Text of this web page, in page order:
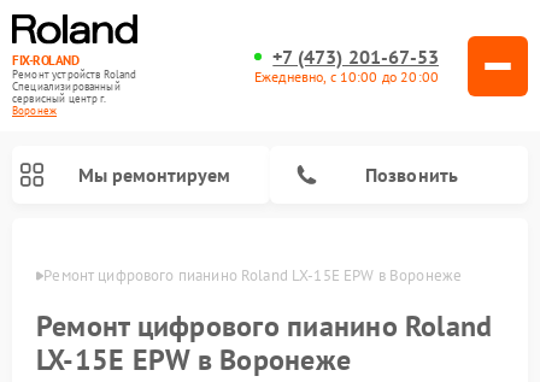
FIX-ROLAND
Ремонт устройств Roland
Специализированный
cервисный центр г.
Воронеж
+7 (473) 201-67-53
Ежедневно, с 10:00 до 20:00
Мы ремонтируем Позвонить
Ремонт цифрового пианино Roland LX-15E EPW в Воронеже
Ремонт цифрового пианино Roland
LX-15E EPW в Воронеже